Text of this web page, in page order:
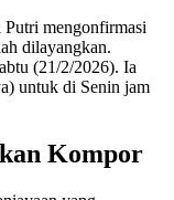
mengonfirmasi
dilayangkan.
(21/2/2026). Ia
untuk di Senin jam
Kompor